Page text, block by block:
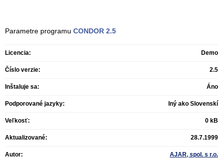
Parametre programu CONDOR 2.5
Licencia: Demo
Číslo verzie: 2.5
Inštaluje sa: Áno
Podporované jazyky: Iný ako Slovenskí
Veľkosť: 0 kB
Aktualizované: 28.7.1999
Autor: AJAR, spol. s r.o.